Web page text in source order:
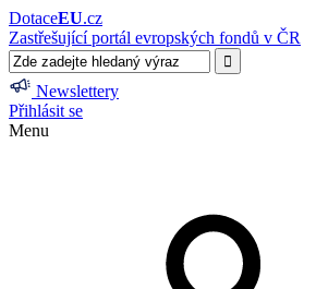
DotaceEU.cz
Zastřešující portál evropských fondů v ČR
Newslettery
Přihlásit se
Menu